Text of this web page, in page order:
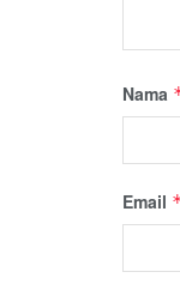
Nama
Email